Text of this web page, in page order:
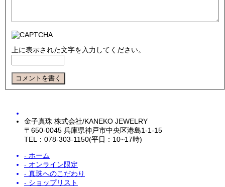
上に表示された文字を入力してください。
金子真珠 株式会社/KANEKO JEWELRY
〒650-0045 兵庫県神戸市中央区港島1-1-15
TEL：078-303-1150(平日：10~17時)
- ホーム
- オンライン限定
- 真珠へのこだわり
- ショップリスト